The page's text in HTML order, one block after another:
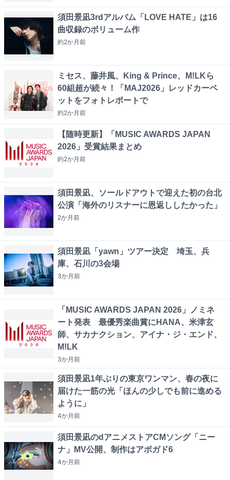
須田景凪3rdアルバム「LOVE HATE」は16
曲収録のボリューム作
約2か月前
ミセス、藤井風、King & Prince、M!LKら
60組超が続々！「MAJ2026」レッドカーペ
ットをフォトレポートで
約2か月前
【随時更新】「MUSIC AWARDS JAPAN
2026」受賞結果まとめ
約2か月前
須田景凪、ソールドアウトで迎えた初の台北
公演「海外のリスナーに恩返ししたかった」
2か月前
須田景凪「yawn」ツアー決定 埼玉、兵
庫、石川の3会場
3か月前
「MUSIC AWARDS JAPAN 2026」ノミネ
ート発表 最優秀楽曲賞にHANA、米津玄
師、サカナクション、アイナ・ジ・エンド、
M!LK
3か月前
須田景凪1年ぶりの東京ワンマン、春の夜に
届けた一筋の光「ほんの少しでも前に進める
ように」
4か月前
須田景凪のdアニメストアCMソング「ニー
ナ」MV公開、制作はアボガド6
4か月前